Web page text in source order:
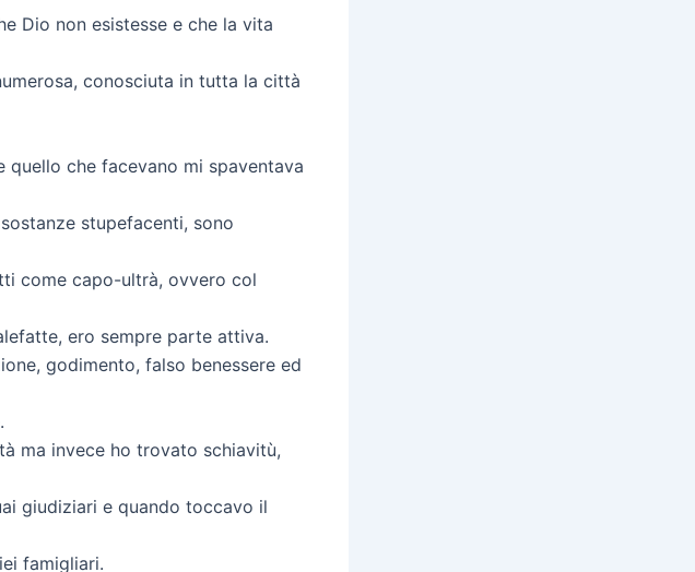
Dio non esistesse e che la vita
conosciuta in tutta la città
che facevano mi spaventava
stupefacenti, sono
come capo-ultrà, ovvero col
ero sempre parte attiva.
godimento, falso benessere ed
ma invece ho trovato schiavitù,
giudiziari e quando toccavo il
famigliari.